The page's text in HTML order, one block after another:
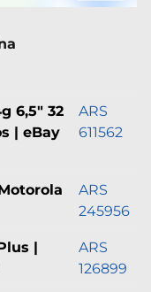
6,5" 32
| eBay
ARS
611562
ARS
245956
|
ARS
126899